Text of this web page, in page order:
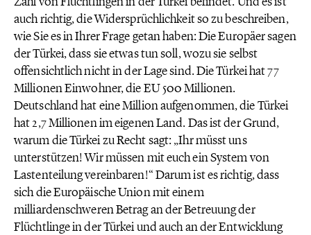
auch richtig, die Widersprüchlichkeit so zu beschreiben,
wie Sie es in Ihrer Frage getan haben: Die Europäer sagen
der Türkei, dass sie etwas tun soll, wozu sie selbst
offensichtlich nicht in der Lage sind. Die Türkei hat 77
Millionen Einwohner, die EU 500 Millionen.
Deutschland hat eine Million aufgenommen, die Türkei
hat 2,7 Millionen im eigenen Land. Das ist der Grund,
warum die Türkei zu Recht sagt: „Ihr müsst uns
unterstützen! Wir müssen mit euch ein System von
Lastenteilung vereinbaren!“ Darum ist es richtig, dass
sich die Europäische Union mit einem
milliardenschweren Betrag an der Betreuung der
Flüchtlinge in der Türkei und auch an der Entwicklung